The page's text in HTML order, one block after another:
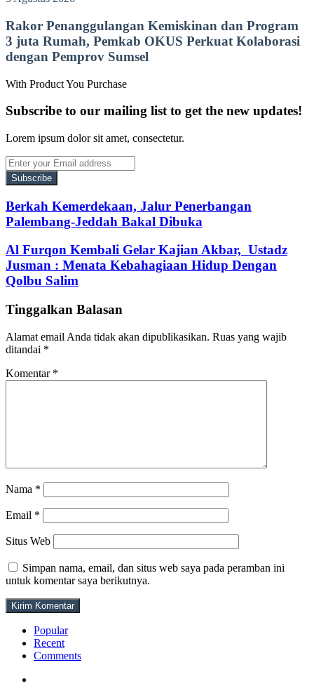
Rakor Penanggulangan Kemiskinan dan Program
3 juta Rumah, Pemkab OKUS Perkuat Kolaborasi
dengan Pemprov Sumsel
With Product You Purchase
Subscribe to our mailing list to get the new updates!
Lorem ipsum dolor sit amet, consectetur.
Enter
your
Email
address
Berkah Kemerdekaan, Jalur Penerbangan
Palembang-Jeddah Bakal Dibuka
Al Furqon Kembali Gelar Kajian Akbar, Ustadz
Jusman : Menata Kebahagiaan Hidup Dengan
Qolbu Salim
Tinggalkan Balasan
Alamat email Anda tidak akan dipublikasikan. Ruas yang wajib
ditandai *
Komentar *
Nama *
Email *
Situs Web
Simpan nama, email, dan situs web saya pada peramban ini
untuk komentar saya berikutnya.
Popular
Recent
Comments